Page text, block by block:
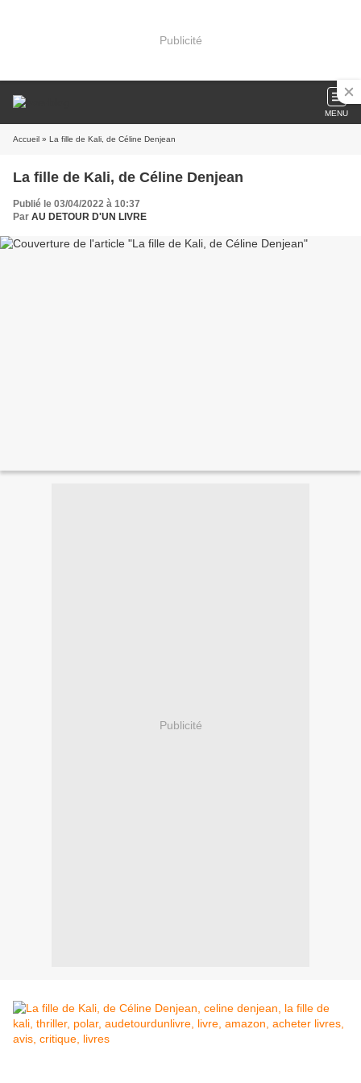
Publicité
MENU
Accueil » La fille de Kali, de Céline Denjean
La fille de Kali, de Céline Denjean
Publié le 03/04/2022 à 10:37
Par AU DETOUR D'UN LIVRE
Publicité